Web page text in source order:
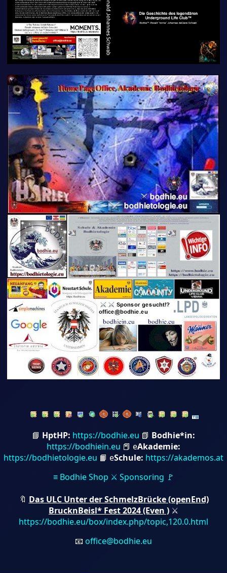
📘 HptHP: https://bodhie.eu 📗 Bodhie*in:
https://bodhiein.eu 📕 eAkademie:
https://bodhietologie.eu 📙 eSchule: https://akademos.at
≡ Bodhie Shop ⚔ Sponsoring 🚩
🔖 Das ULC Unter der SchmelzBrücke (openEnd)
BrucknBeisl* Fest 2024 (Even ) ⚔
https://bodhie.eu/box/index.php/topic,120.0.html
📧 office@bodhie.eu